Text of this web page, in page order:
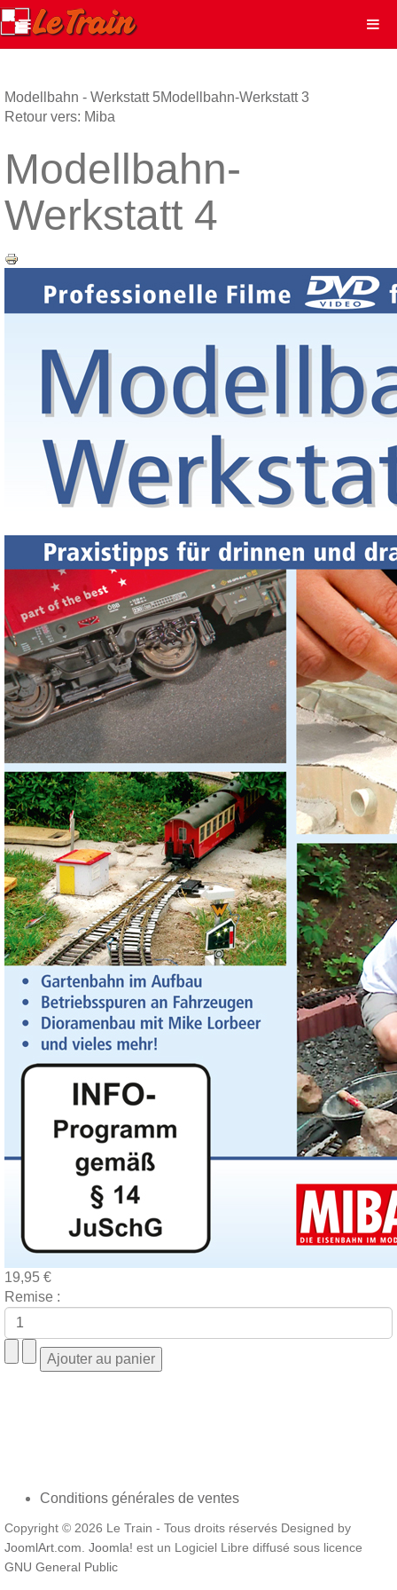
Modellbahn - Werkstatt 5Modellbahn-Werkstatt 3
Retour vers: Miba
Modellbahn-
Werkstatt 4
19,95 €
Remise :
Conditions générales de ventes
Copyright © 2026 Le Train - Tous droits réservés Designed by
JoomlArt.com. Joomla! est un Logiciel Libre diffusé sous licence
GNU General Public